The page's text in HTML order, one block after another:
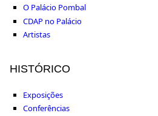
O Palácio Pombal
CDAP no Palácio
Artistas
HISTÓRICO
Exposições
Conferências